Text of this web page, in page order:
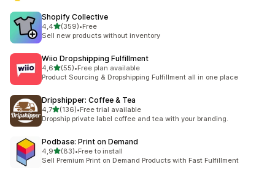
Shopify Collective
4,4stelle su 5
(359)
359 recensioni totali
•Free
Sell new products without inventory
Wiio Dropshipping Fulfillment
4,6stelle su 5
(55)
55 recensioni totali
•Free plan available
Product Sourcing & Dropshipping Fulfillment all in one place
Dripshipper: Coffee & Tea
4,7stelle su 5
(136)
136 recensioni totali
•Free trial available
Dropship private label coffee and tea with your branding.
Podbase: Print on Demand
4,9stelle su 5
(83)
83 recensioni totali
•Free to install
Sell Premium Print on Demand Products with Fast Fulfillment